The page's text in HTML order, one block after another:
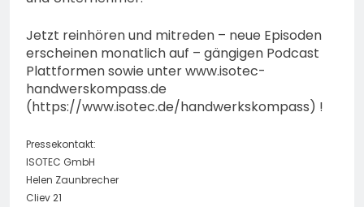
Jetzt reinhören und mitreden – neue Episoden
erscheinen monatlich auf – gängigen Podcast
Plattformen sowie unter www.isotec-
handwerskompass.de
(https://www.isotec.de/handwerkskompass) !
Pressekontakt:
ISOTEC GmbH
Helen Zaunbrecher
Cliev 21